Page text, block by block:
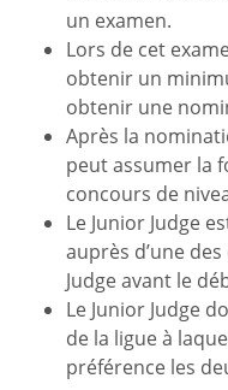
un examen.
Lors de cet
obtenir un
obtenir une
Après la
peut assumer la
concours de
Le Junior Judge
auprès d’une
Judge avant le
Le Junior Judge
de la ligue à
préférence les